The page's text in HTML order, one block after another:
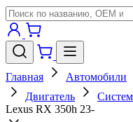
Главная Автомобили
Двигатель
Lexus RX 350h 23-